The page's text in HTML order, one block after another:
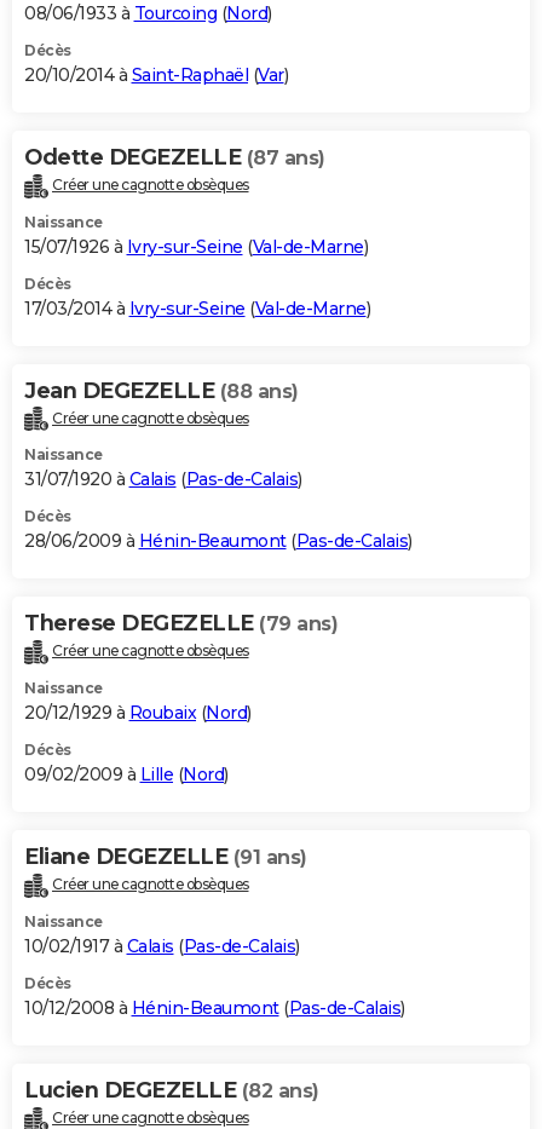
08/06/1933 à Tourcoing (Nord)
Décès
20/10/2014 à Saint-Raphaël (Var)
Odette DEGEZELLE (87 ans)
Créer une cagnotte obsèques
Naissance
15/07/1926 à Ivry-sur-Seine (Val-de-Marne)
Décès
17/03/2014 à Ivry-sur-Seine (Val-de-Marne)
Jean DEGEZELLE (88 ans)
Créer une cagnotte obsèques
Naissance
31/07/1920 à Calais (Pas-de-Calais)
Décès
28/06/2009 à Hénin-Beaumont(Pas-de-Calais)
Therese DEGEZELLE (79 ans)
Créer une cagnotte obsèques
Naissance
20/12/1929 à Roubaix(Nord)
Décès
09/02/2009 à Lille (Nord)
Eliane DEGEZELLE (91 ans)
Créer une cagnotte obsèques
Naissance
10/02/1917 à Calais (Pas-de-Calais)
Décès
10/12/2008 à Hénin-Beaumont(Pas-de-Calais)
Lucien DEGEZELLE (82 ans)
Créer une cagnotte obsèques